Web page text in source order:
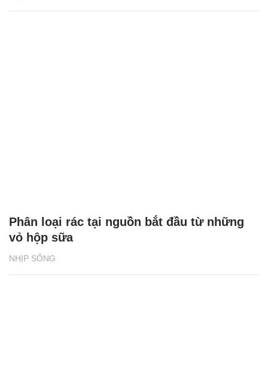
NHỊP SỐNG
Phân loại rác tại nguồn bắt đầu từ những
vỏ hộp sữa